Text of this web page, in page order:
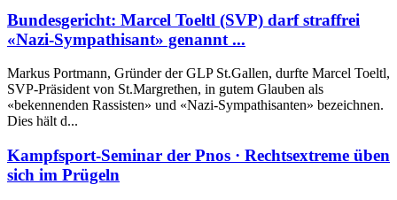
Bundesgericht: Marcel Toeltl (SVP) darf straffrei
«Nazi-Sympathisant» genannt ...
Markus Portmann, Gründer der GLP St.Gallen, durfte Marcel Toeltl,
SVP-Präsident von St.Margrethen, in gutem Glauben als
«bekennenden Rassisten» und «Nazi-Sympathisanten» bezeichnen.
Dies hält d...
Kampfsport-Seminar der Pnos · Rechtsextreme üben
sich im Prügeln